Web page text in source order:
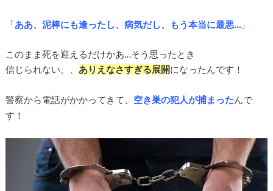
「ああ、泥棒にも逢ったし、病気だし、もう本当に最悪…」
このまま死を迎えるだけかあ…そう思ったとき
信じられない、、 ありえなさすぎる展開になったんです！
警察から電話がかかってきて、 空き巣の犯人が捕まったんで
す！